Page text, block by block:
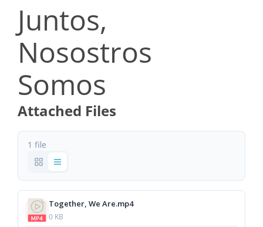
Juntos,
Nosostros
Somos
Attached Files
1 file
Together, We Are.mp4
0 KB